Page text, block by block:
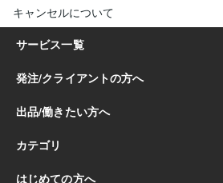
キャンセルについて